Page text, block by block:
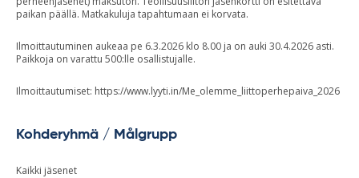
paikan päällä. Matkakuluja tapahtumaan ei korvata.
Ilmoittautuminen aukeaa pe 6.3.2026 klo 8.00 ja on auki 30.4.2026 asti.
Paikkoja on varattu 500:lle osallistujalle.
Ilmoittautumiset: https://www.lyyti.in/Me_olemme_liittoperhepaiva_2026
Kohderyhmä / Målgrupp
Kaikki jäsenet